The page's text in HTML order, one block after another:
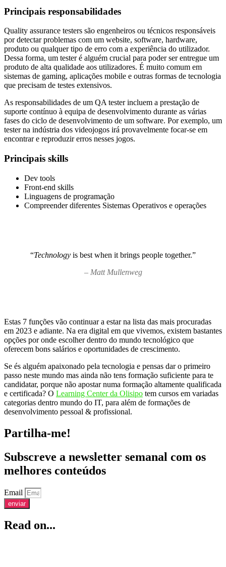
Principais responsabilidades
Quality assurance testers são engenheiros ou técnicos responsáveis
por detectar problemas com um website, software, hardware,
produto ou qualquer tipo de erro com a experiência do utilizador.
Dessa forma, um tester é alguém crucial para poder ser entregue um
produto de alta qualidade aos utilizadores. É muito comum em
sistemas de gaming, aplicações mobile e outras formas de tecnologia
que precisam de testes extensivos.
As responsabilidades de um QA tester incluem a prestação de
suporte contínuo à equipa de desenvolvimento durante as várias
fases do ciclo de desenvolvimento de um software. Por exemplo, um
tester na indústria dos videojogos irá provavelmente focar-se em
encontrar e reproduzir erros nesses jogos.
Principais skills
Dev tools
Front-end skills
Linguagens de programação
Compreender diferentes Sistemas Operativos e operações
“Technology is best when it brings people together.”
– Matt Mullenweg
Estas 7 funções vão continuar a estar na lista das mais procuradas
em 2023 e adiante. Na era digital em que vivemos, existem bastantes
opções por onde escolher dentro do mundo tecnológico que
oferecem bons salários e oportunidades de crescimento.
Se és alguém apaixonado pela tecnologia e pensas dar o primeiro
passo neste mundo mas ainda não tens formação suficiente para te
candidatar, porque não apostar numa formação altamente qualificada
e certificada? O Learning Center da Olisipo tem cursos em variadas
categorias dentro mundo do IT, para além de formações de
desenvolvimento pessoal & profissional.
Partilha-me!
Subscreve a newsletter semanal com os
melhores conteúdos
Email
enviar
Read on...